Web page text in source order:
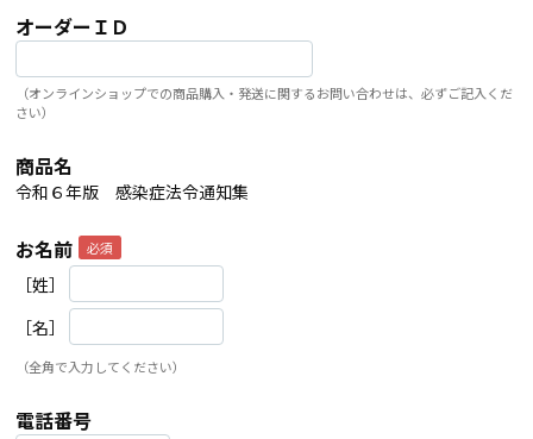
オーダーＩＤ
（オンラインショップでの商品購入・発送に関するお問い合わせは、必ずご記入くだ
さい）
商品名
令和６年版 感染症法令通知集
お名前
［姓］
［名］
（全角で入力してください）
電話番号